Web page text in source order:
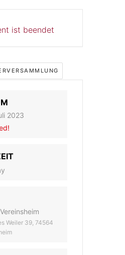
ist beendet
2023
Weiler 39, 74564